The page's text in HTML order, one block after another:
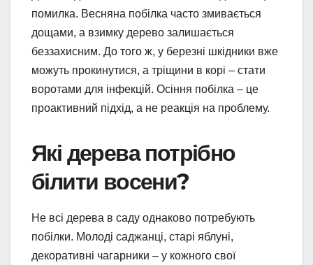
помилка. Весняна побілка часто змивається
дощами, а взимку дерево залишається
беззахисним. До того ж, у березні шкідники вже
можуть прокинутися, а тріщини в корі – стати
воротами для інфекцій. Осіння побілка – це
проактивний підхід, а не реакція на проблему.
Які дерева потрібно
білити восени?
Не всі дерева в саду однаково потребують
побілки. Молоді саджанці, старі яблуні,
декоративні чагарники – у кожного свої